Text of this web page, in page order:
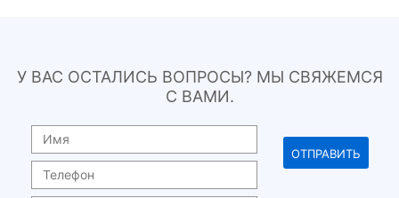
У ВАС ОСТАЛИСЬ ВОПРОСЫ? МЫ СВЯЖЕМСЯ
С ВАМИ.